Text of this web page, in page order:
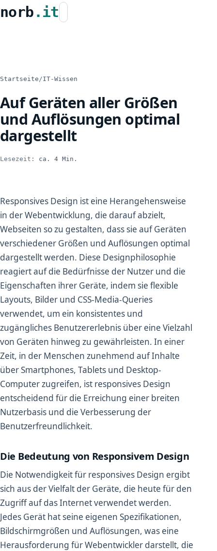
norb .it
Startseite/IT-Wissen
Auf Geräten aller Größen
und Auflösungen optimal
dargestellt
Lesezeit: ca. 4 Min.
Responsives Design ist eine Herangehensweise
in der Webentwicklung, die darauf abzielt,
Webseiten so zu gestalten, dass sie auf Geräten
verschiedener Größen und Auflösungen optimal
dargestellt werden. Diese Designphilosophie
reagiert auf die Bedürfnisse der Nutzer und die
Eigenschaften ihrer Geräte, indem sie flexible
Layouts, Bilder und CSS-Media-Queries
verwendet, um ein konsistentes und
zugängliches Benutzererlebnis über eine Vielzahl
von Geräten hinweg zu gewährleisten. In einer
Zeit, in der Menschen zunehmend auf Inhalte
über Smartphones, Tablets und Desktop-
Computer zugreifen, ist responsives Design
entscheidend für die Erreichung einer breiten
Nutzerbasis und die Verbesserung der
Benutzerfreundlichkeit.
Die Bedeutung von Responsivem Design
Die Notwendigkeit für responsives Design ergibt
sich aus der Vielfalt der Geräte, die heute für den
Zugriff auf das Internet verwendet werden.
Jedes Gerät hat seine eigenen Spezifikationen,
Bildschirmgrößen und Auflösungen, was eine
Herausforderung für Webentwickler darstellt, die